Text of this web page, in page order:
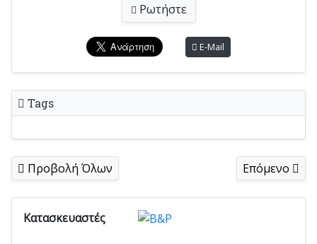
Ρωτήστε
E-Mail
Tags
Προβολή Όλων Επόμενο
Κατασκευαστές